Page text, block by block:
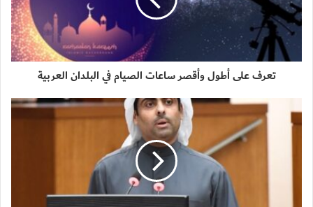
تعرف على أطول وأقصر ساعات الصيام في البلدان العربية